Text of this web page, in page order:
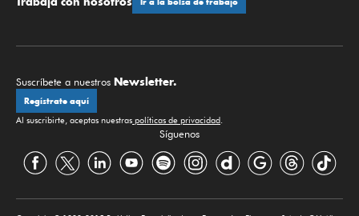
Ir a la bolsa de trabajo
Suscríbete a nuestros Newsletter.
Regístrate aquí
Al suscribirte, aceptas nuestras políticas de privacidad.
Síguenos